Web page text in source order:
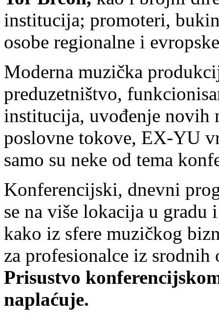
institucija; promoteri,
osobe regionalne i
Moderna muzička
preduzetništvo,
institucija, uvođenje novih
poslovne tokove, EX-YU
samo su neke od tema
Konferencijski, dnevni
se na više lokacija u gradu
kako iz sfere muzičkog
za profesionalce iz srodnih
Prisustvo
naplaćuje.